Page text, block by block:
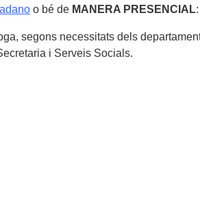
o bé de MANERA PRESENCIAL
segons necessitats dels
i Serveis Socials.